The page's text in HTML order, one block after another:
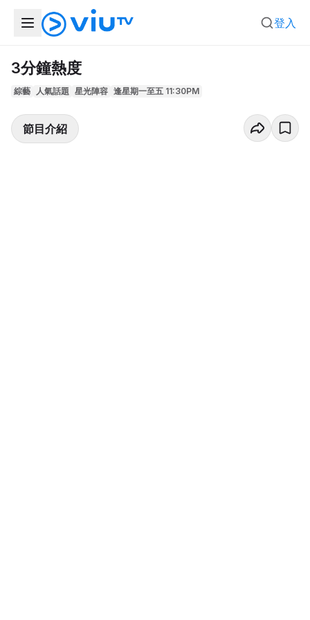
登入
3分鐘熱度
綜藝 人氣話題 星光陣容 逢星期一至五 11:30PM
節目介紹